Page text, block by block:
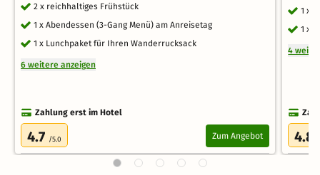
2 x reichhaltiges Frühstück
1 x Abendessen (3-Gang Menü) am Anreisetag
1 x Lunchpaket für Ihren Wanderrucksack
6 weitere anzeigen
Zahlung erst im Hotel
4.7 /5.0 Zum Angebot
1 x
1 x
4
4.8